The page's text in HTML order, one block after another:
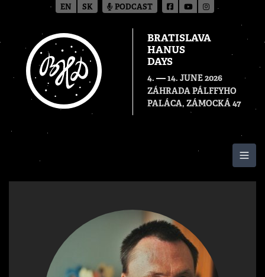
BRATISLAVA
HANUS
DAYS
4. — 14. JUNE 2026
ZÁHRADA PÁLFFYHO
PALÁCA, ZÁMOCKÁ 47
EN SK PODCAST